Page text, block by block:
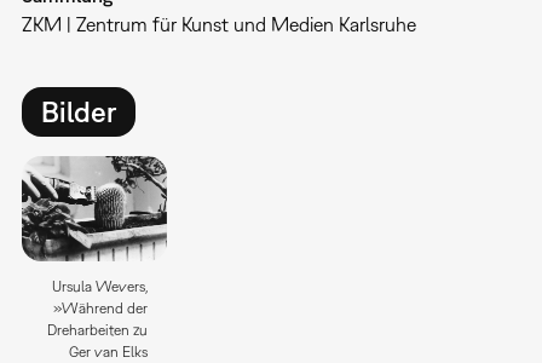
ZKM | Zentrum für Kunst und Medien Karlsruhe
Bilder
Ursula Wevers,
»Während der
Dreharbeiten zu
Ger van Elks